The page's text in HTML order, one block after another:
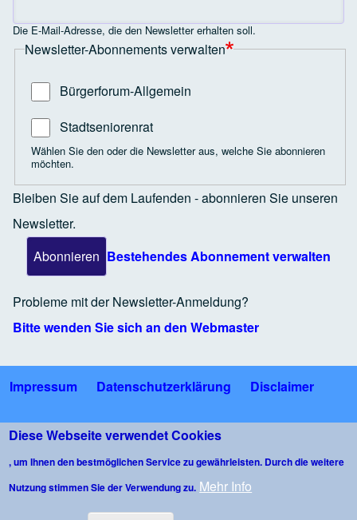
Die E-Mail-Adresse, die den Newsletter erhalten soll.
Newsletter-Abonnements verwalten
Bürgerforum-Allgemein
Stadtseniorenrat
Wählen Sie den oder die Newsletter aus, welche Sie abonnieren
möchten.
Bleiben Sie auf dem Laufenden - abonnieren Sie unseren
Newsletter.
Bestehendes Abonnement verwalten
Probleme mit der Newsletter-Anmeldung?
Bitte wenden Sie sich an den Webmaster
Fußzeile
Impressum Datenschutzerklärung Disclaimer
Bildnachweise Nutzungsbedingungen Gäste-WLAN
Kommentarrichtlinie
Diese Webseite verwendet Cookies
, um Ihnen den bestmöglichen Service zu gewährleisten. Durch die weitere
Nutzung stimmen Sie der Verwendung zu. Mehr Info